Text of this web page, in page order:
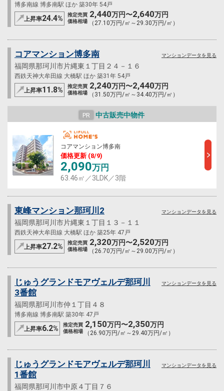
博多南線 博多南駅 ほか 築30年 54戸
上昇率24.4%
推定売買
価格相場
2,440万円〜2,640万円
（27.10万円/㎡～29.30万円/㎡）
コアマンション博多南
福岡県那珂川市片縄東１丁目２４－１６
西鉄天神大牟田線 大橋駅 ほか 築31年 54戸
上昇率11.8%
推定売買
価格相場
2,240万円〜2,440万円
（31.50万円/㎡～34.40万円/㎡）
マンションデータを見る
PR 中古販売中物件
コアマンション博多南
価格更新 (8/9)
2,090万円
63.46㎡／3LDK／3階
東峰マンション那珂川2
福岡県那珂川市片縄東１丁目１３－１１
西鉄天神大牟田線 大橋駅 ほか 築25年 47戸
上昇率27.2%
推定売買
価格相場
2,320万円〜2,520万円
（26.70万円/㎡～29.00万円/㎡）
マンションデータを見る
じゅうグランドモアヴェルデ那珂川
3番館
福岡県那珂川市仲１丁目４８
博多南線 博多南駅 築30年 47戸
上昇率6.2%
推定売買
価格相場
2,150万円〜2,350万円
（26.90万円/㎡～29.40万円/㎡）
マンションデータを見る
じゅうグランドモアヴェルデ那珂川
1番館
福岡県那珂川市中原４丁目７６
マンションデータを見る